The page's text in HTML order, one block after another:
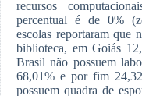
recursos
percentual é de 0%
escolas reportaram que
biblioteca, em Goiás
Brasil não possuem
68,01% e por fim
possuem quadra de